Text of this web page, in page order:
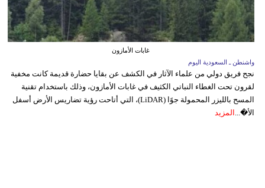
غابات الأمازون
واشنطن ـ السعودية اليوم
نجح فريق دولي من علماء الآثار في الكشف عن بقايا حضارة قديمة كانت مخفية
لقرون تحت الغطاء النباتي الكثيف في غابات الأمازون، وذلك باستخدام تقنية
المسح بالليزر المحمولة جوًا (LiDAR)، التي أتاحت رؤية تضاريس الأرض أسفل
الأ�... المزيد